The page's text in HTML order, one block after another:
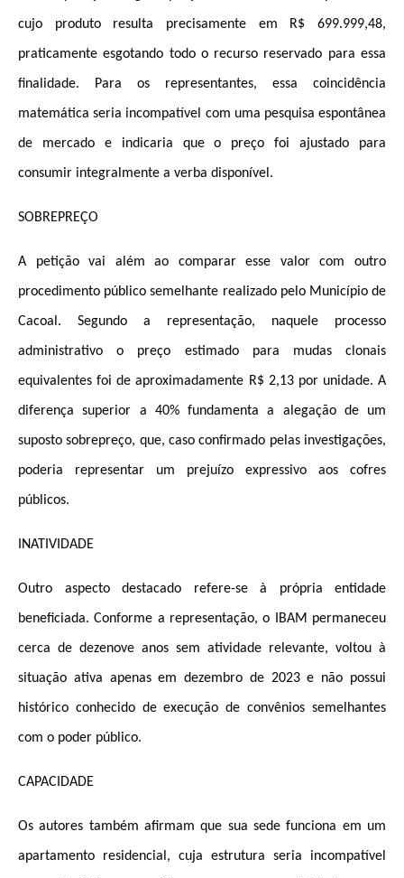
cujo produto resulta precisamente em R$ 699.999,48,
praticamente esgotando todo o recurso reservado para essa
finalidade. Para os representantes, essa coincidência
matemática seria incompatível com uma pesquisa espontânea
de mercado e indicaria que o preço foi ajustado para
consumir integralmente a verba disponível.
SOBREPREÇO
A petição vai além ao comparar esse valor com outro
procedimento público semelhante realizado pelo Município de
Cacoal. Segundo a representação, naquele processo
administrativo o preço estimado para mudas clonais
equivalentes foi de aproximadamente R$ 2,13 por unidade. A
diferença superior a 40% fundamenta a alegação de um
suposto sobrepreço, que, caso confirmado pelas investigações,
poderia representar um prejuízo expressivo aos cofres
públicos.
INATIVIDADE
Outro aspecto destacado refere-se à própria entidade
beneficiada. Conforme a representação, o IBAM permaneceu
cerca de dezenove anos sem atividade relevante, voltou à
situação ativa apenas em dezembro de 2023 e não possui
histórico conhecido de execução de convênios semelhantes
com o poder público.
CAPACIDADE
Os autores também afirmam que sua sede funciona em um
apartamento residencial, cuja estrutura seria incompatível